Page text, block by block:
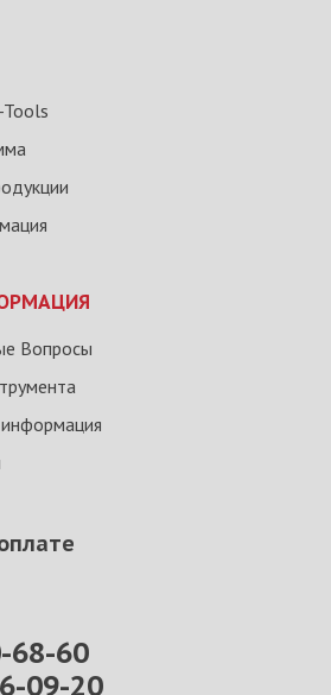
Вопросы
68-60
09-20